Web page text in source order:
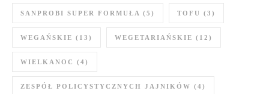
SANPROBI SUPER FORMUŁA (5) TOFU (3)
WEGAŃSKIE (13) WEGETARIAŃSKIE (12)
WIELKANOC (4)
ZESPÓŁ POLICYSTYCZNYCH JAJNIKÓW (4)